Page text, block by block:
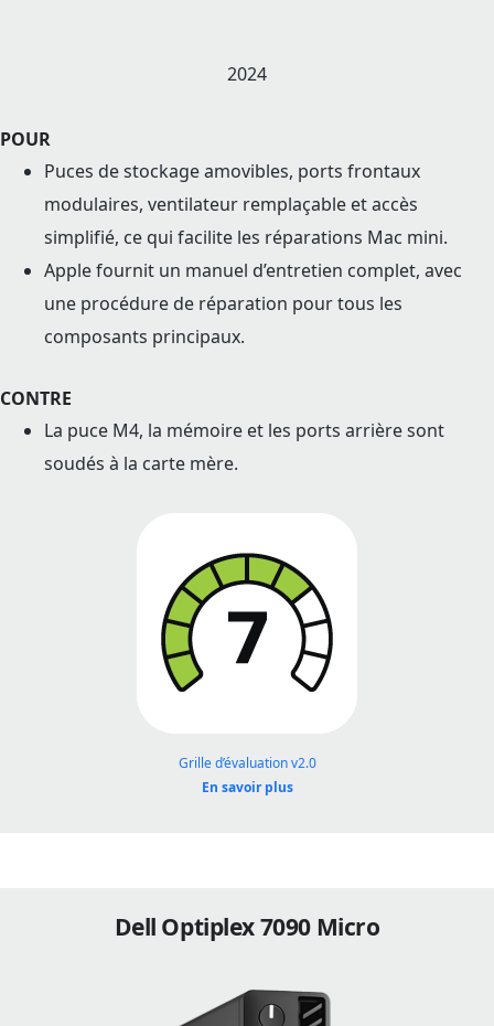
2024
POUR
Puces de stockage amovibles, ports frontaux
modulaires, ventilateur remplaçable et accès
simplifié, ce qui facilite les réparations Mac mini.
Apple fournit un manuel d’entretien complet, avec
une procédure de réparation pour tous les
composants principaux.
CONTRE
La puce M4, la mémoire et les ports arrière sont
soudés à la carte mère.
Grille d’évaluation v2.0
En savoir plus
Dell Optiplex 7090 Micro